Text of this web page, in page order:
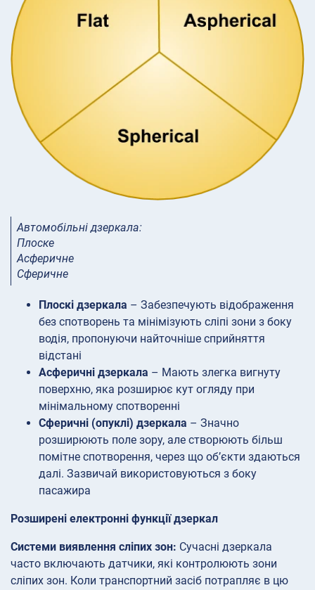
Автомобільні дзеркала:
Плоске
Асферичне
Сферичне
Плоскі дзеркала – Забезпечують відображення
без спотворень та мінімізують сліпі зони з боку
водія, пропонуючи найточніше сприйняття
відстані
Асферичні дзеркала – Мають злегка вигнуту
поверхню, яка розширює кут огляду при
мінімальному спотворенні
Сферичні (опуклі) дзеркала – Значно
розширюють поле зору, але створюють більш
помітне спотворення, через що об’єкти здаються
далі. Зазвичай використовуються з боку
пасажира
Розширені електронні функції дзеркал
Системи виявлення сліпих зон: Сучасні дзеркала
часто включають датчики, які контролюють зони
сліпих зон. Коли транспортний засіб потрапляє в цю